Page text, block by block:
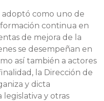
como uno de
continua en
de mejora de la
se desempeñan en
así también a actores
la Dirección de
y dicta
legislativa y otras